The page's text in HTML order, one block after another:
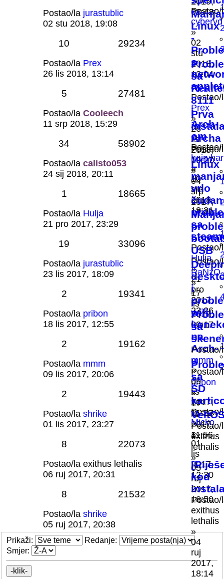
08:42
Postao/
cybervd
»
02
stu
2018,
13:04
Postao/la jurastublic
02 stu 2018, 19:08
Linux
-
s
Postao/
Prex
»
26
lis
2018,
10:27
10 29234
Postao/la Prex
26 lis 2018, 13:14
sa
8111
i
Arch-
om
Postao/
»
10
srp
2018,
18:31
5 27481
Postao/la Cooleech
11 srp 2018, 15:29
Prva
Archa
Postao/
Micko
»
04
srp
2017,
17:20
34 58902
Postao/la calisto053
24 sij 2018, 20:11
Linux
vrlo
čudan
sa
Postao/
Hulja
»
21
pro
2017,
23:26
1 18665
Postao/la Hulja
21 pro 2017, 23:29
USB
Postao/
RaNzO
»
17
lis
2017,
00:17
19 33096
Postao/la jurastublic
23 lis 2017, 18:09
i
wifi
na
Arch-
u
Postao/
pribon
»
17
lis
2017,
11:56
2 19341
Postao/la pribon
18 lis 2017, 12:55
sa
Postao/
mmm
»
09
lis
2017,
11:22
2 19162
Postao/la mmm
09 lis 2017, 20:06
sa
SD
Postao/
Micko
»
01
lis
2017,
12:30
2 19443
Postao/la shrike
01 lis 2017, 23:27
Postao/
exithus
lethalis
»
05
ruj
2017,
18:50
8 22073
Postao/la exithus lethalis
06 ruj 2017, 20:31
kod
Postao/
exithus
lethalis
»
04
ruj
2017,
18:14
8 21532
Postao/la shrike
05 ruj 2017, 20:38
Prikaži:
Redanje:
Smjer: